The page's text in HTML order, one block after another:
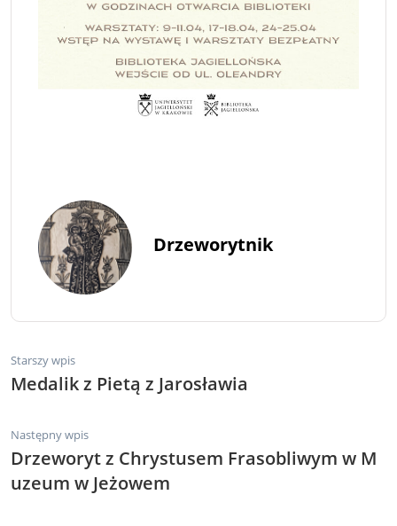
Drzeworytnik
Starszy wpis
Medalik z Pietą z Jarosławia
Następny wpis
Drzeworyt z Chrystusem Frasobliwym w M
uzeum w Jeżowem